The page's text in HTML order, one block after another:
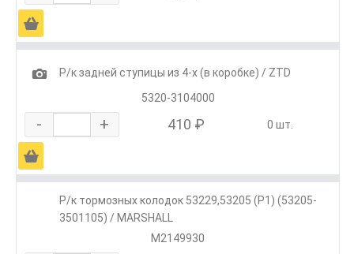
Ä
1
Р/к задней ступицы из 4-х (в коробке) / ZTD
5320-3104000
- + 410 ₽ 0 шт.
Ä
Р/к тормозных колодок 53229,53205 (Р1) (53205-
3501105) / MARSHALL
M2149930